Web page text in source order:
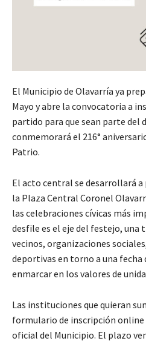
El Municipio de Olavarría ya
Mayo y abre la convocatoria a
partido para que sean parte del
conmemorará el 216°
Patrio.
El acto central se desarrollará a
la Plaza Central Coronel
las celebraciones cívicas más
desfile es el eje del festejo, una
vecinos, organizaciones
deportivas en torno a una fecha
enmarcar en los valores de
Las instituciones que quieran
formulario de inscripción
oficial del Municipio. El plazo